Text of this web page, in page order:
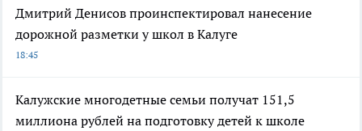
Дмитрий Денисов проинспектировал нанесение
дорожной разметки у школ в Калуге
18:45
Калужские многодетные семьи получат 151,5
миллиона рублей на подготовку детей к школе